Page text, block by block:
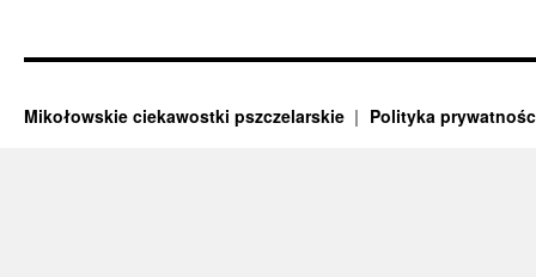
Mikołowskie ciekawostki pszczelarskie Polityka